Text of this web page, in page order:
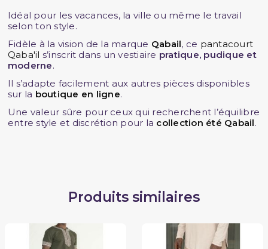
Idéal pour les vacances, la ville ou même le travail
selon ton style.
Fidèle à la vision de la marque Qabail, ce pantacourt
Qaba'il s’inscrit dans un vestiaire pratique, pudique et
moderne.
Il s’adapte facilement aux autres pièces disponibles
sur la boutique en ligne.
Une valeur sûre pour ceux qui recherchent l’équilibre
entre style et discrétion pour la collection été Qabail.
Produits similaires